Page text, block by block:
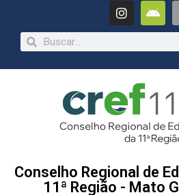
Conselho Regional de
11ª Região - Mato